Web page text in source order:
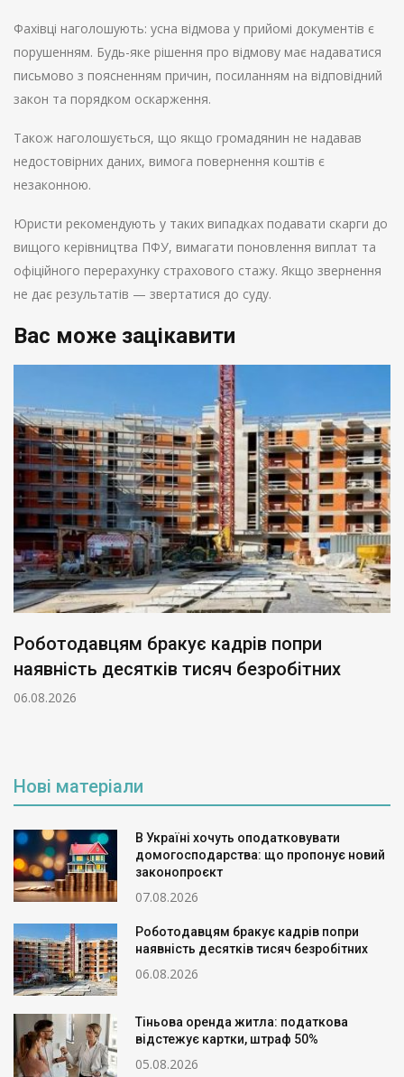
Фахівці наголошують: усна відмова у прийомі документів є
порушенням. Будь-яке рішення про відмову має надаватися
письмово з поясненням причин, посиланням на відповідний
закон та порядком оскарження.
Також наголошується, що якщо громадянин не надавав
недостовірних даних, вимога повернення коштів є
незаконною.
Юристи рекомендують у таких випадках подавати скарги до
вищого керівництва ПФУ, вимагати поновлення виплат та
офіційного перерахунку страхового стажу. Якщо звернення
не дає результатів — звертатися до суду.
Вас може зацікавити
Роботодавцям бракує кадрів попри
наявність десятків тисяч безробітних
06.08.2026
Нові матеріали
В Україні хочуть оподатковувати
домогосподарства: що пропонує новий
законопроєкт
07.08.2026
Роботодавцям бракує кадрів попри
наявність десятків тисяч безробітних
06.08.2026
Тіньова оренда житла: податкова
відстежує картки, штраф 50%
05.08.2026